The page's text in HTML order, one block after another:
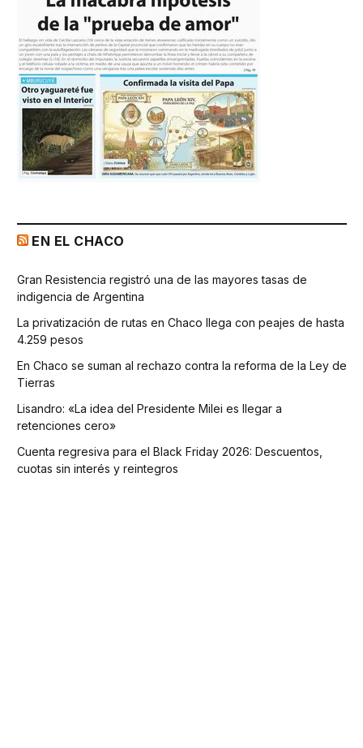
EN EL CHACO
Gran Resistencia registró una de las mayores tasas de
indigencia de Argentina
La privatización de rutas en Chaco llega con peajes de hasta
4.259 pesos
En Chaco se suman al rechazo contra la reforma de la Ley de
Tierras
Lisandro: «La idea del Presidente Milei es llegar a
retenciones cero»
Cuenta regresiva para el Black Friday 2026: Descuentos,
cuotas sin interés y reintegros